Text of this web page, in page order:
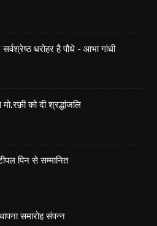
सर्वश्रेष्ठ धरोहर है पौधे - आभा गांधी
को दी श्रद्धांजलि
पिन से सम्मानित
समारोह संपन्न